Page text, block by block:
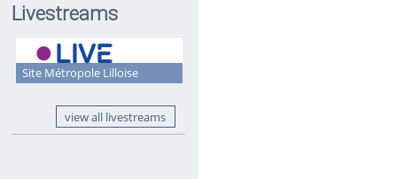
Livestreams
Site Métropole Lilloise
view all livestreams